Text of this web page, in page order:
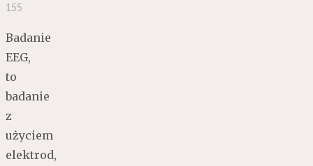
155
Badanie
EEG,
to
badanie
z
użyciem
elektrod,